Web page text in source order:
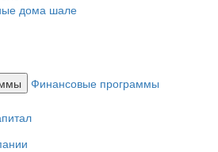
дома шале
Финансовые программы